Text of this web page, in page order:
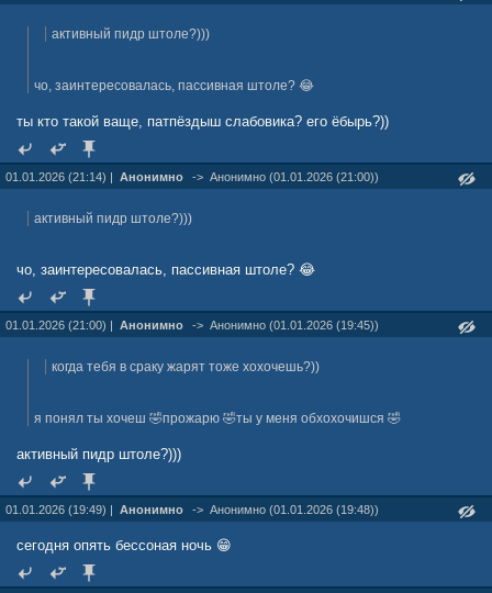
активный пидр штоле?)))
чо, заинтересовалась, пассивная штоле? 😂
ты кто такой ваще, патпёздыш слабовика? его ёбырь?))
01.01.2026 (21:14) | Анонимно -> Анонимно (01.01.2026 (21:00))
активный пидр штоле?)))
чо, заинтересовалась, пассивная штоле? 😂
01.01.2026 (21:00) | Анонимно -> Анонимно (01.01.2026 (19:45))
когда тебя в сраку жарят тоже хохочешь?))
я понял ты хочеш 🤣прожарю 🤣ты у меня обхохочишся 🤣
активный пидр штоле?)))
01.01.2026 (19:49) | Анонимно -> Анонимно (01.01.2026 (19:48))
сегодня опять бессоная ночь 😁